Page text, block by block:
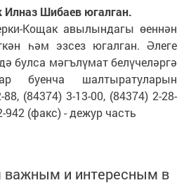
Илназ Шибаев югалган.
Кощак авылындагы өеннән
һәм эзсез югалган. Әлеге
булса мәгълүмат белүчеләргә
буенча шалтыратуларын
(84374) 3-13-00, (84374) 2-28-
942 (факс) - дежур часть
важным и интересным в